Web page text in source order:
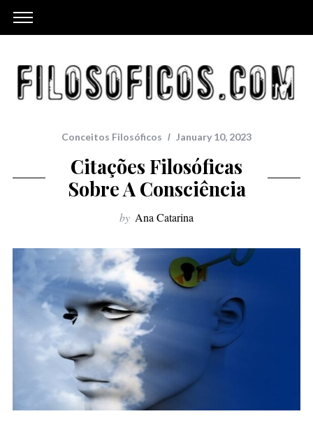
Conceitos Filosóficos January 10, 2023
Citações Filosóficas
Sobre A Consciência
by Ana Catarina